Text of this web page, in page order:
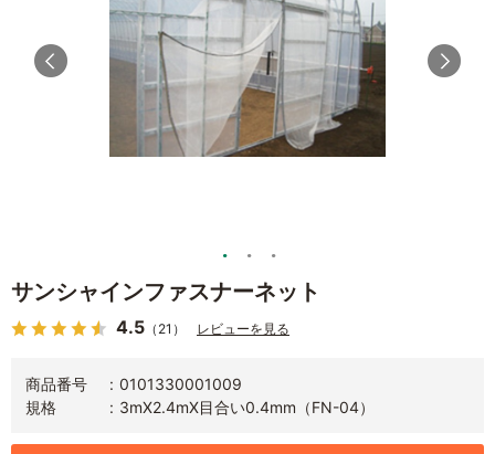
サンシャインファスナーネット
4.5 （21） レビューを見る
商品番号
0101330001009
規格
3mX2.4mX目合い0.4mm（FN-04）